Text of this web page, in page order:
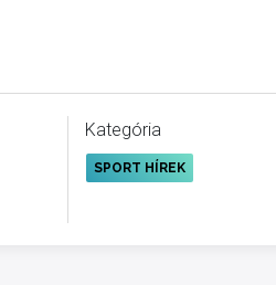
Kategória
SPORT HÍREK